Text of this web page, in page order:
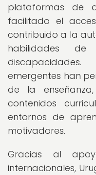
plataformas de
facilitado el
contribuido a la
habilidades
emergentes han
de la
contenidos
entornos de
motivadores.
Gracias al
internacionales,